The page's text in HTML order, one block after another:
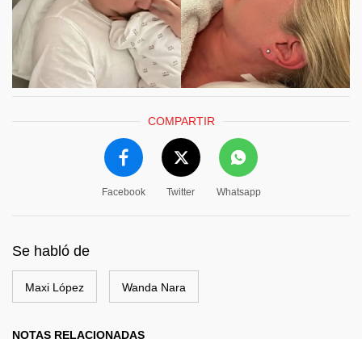
COMPARTIR
Facebook Twitter Whatsapp
Se habló de
Maxi López Wanda Nara
NOTAS RELACIONADAS